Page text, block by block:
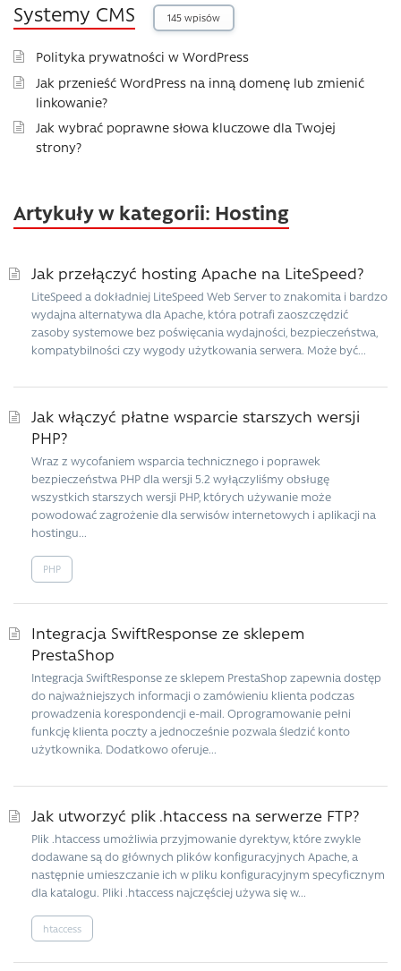
Systemy CMS 145 wpisów
Polityka prywatności w WordPress
Jak przenieść WordPress na inną domenę lub zmienić
linkowanie?
Jak wybrać poprawne słowa kluczowe dla Twojej
strony?
Artykuły w kategorii: Hosting
Jak przełączyć hosting Apache na LiteSpeed?
LiteSpeed ​​a dokładniej LiteSpeed ​​Web Server to znakomita i bardzo
wydajna alternatywa dla Apache, która potrafi zaoszczędzić
zasoby systemowe bez poświęcania wydajności, bezpieczeństwa,
kompatybilności czy wygody użytkowania serwera. Może być...
Jak włączyć płatne wsparcie starszych wersji
PHP?
Wraz z wycofaniem wsparcia technicznego i poprawek
bezpieczeństwa PHP dla wersji 5.2 wyłączyliśmy obsługę
wszystkich starszych wersji PHP, których używanie może
powodować zagrożenie dla serwisów internetowych i aplikacji na
hostingu...
PHP
Integracja SwiftResponse ze sklepem
PrestaShop
Integracja SwiftResponse ze sklepem PrestaShop zapewnia dostęp
do najważniejszych informacji o zamówieniu klienta podczas
prowadzenia korespondencji e-mail. Oprogramowanie pełni
funkcję klienta poczty a jednocześnie pozwala śledzić konto
użytkownika. Dodatkowo oferuje...
Jak utworzyć plik .htaccess na serwerze FTP?
Plik .htaccess umożliwia przyjmowanie dyrektyw, które zwykle
dodawane są do głównych plików konfiguracyjnych Apache, a
następnie umieszczanie ich w pliku konfiguracyjnym specyficznym
dla katalogu. Pliki .htaccess najczęściej używa się w...
htaccess